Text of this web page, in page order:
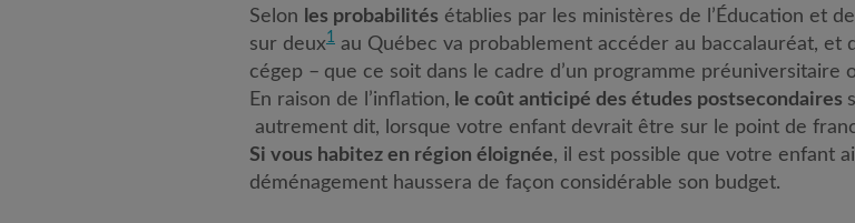
Se lon les probabilités établies par les ministères de l’Éducation et
sur deux1 au Québec va probablement accéder au baccalauréat, et
cégep – que ce soit dans le cadre d’un programme préuniversitaire
En raison de l’inflation, le coût anticipé des études postsecondaires
autrement dit, lorsque votre enfant devrait être sur le point de
Si vous habitez en région éloignée, il est possible que votre enfant
déménagement haussera de façon considérable son budget.